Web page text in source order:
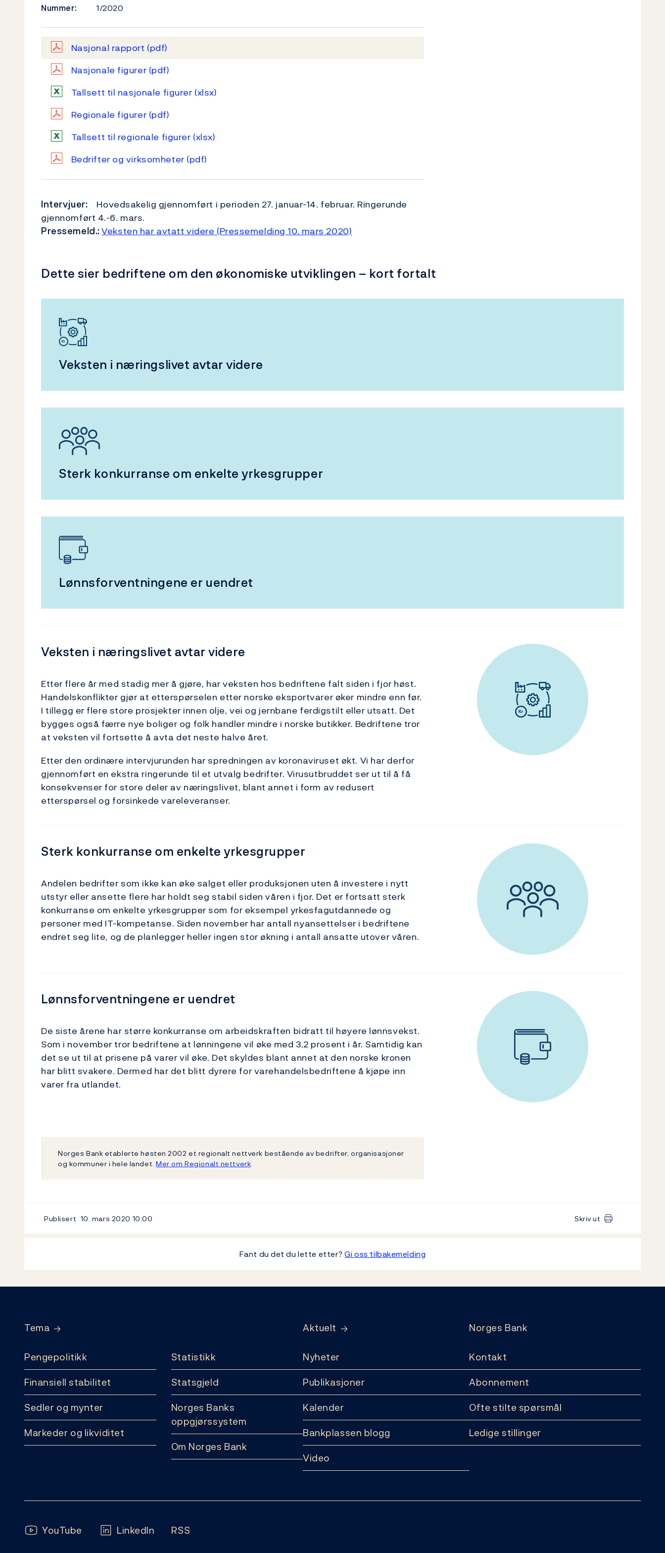
Nummer:
1/2020
Nasjonal rapport (pdf)
Nasjonale figurer (pdf)
Tallsett til nasjonale figurer (xlsx)
Regionale figurer (pdf)
Tallsett til regionale figurer (xlsx)
Bedrifter og virksomheter (pdf)
Intervjuer: Hovedsakelig gjennomført i perioden 27. januar-14. februar. Ringerunde
gjennomført 4.-6. mars.
Pressemeld.:Veksten har avtatt videre (Pressemelding 10. mars 2020)
Dette sier bedriftene om den økonomiske utviklingen – kort fortalt
Veksten i næringslivet avtar videre
Sterk konkurranse om enkelte yrkesgrupper
Lønnsforventningene er uendret
Veksten i næringslivet avtar videre
Etter flere år med stadig mer å gjøre, har veksten hos bedriftene falt siden i fjor høst.
Handelskonflikter gjør at etterspørselen etter norske eksportvarer øker mindre enn før.
I tillegg er flere store prosjekter innen olje, vei og jernbane ferdigstilt eller utsatt. Det
bygges også færre nye boliger og folk handler mindre i norske butikker. Bedriftene tror
at veksten vil fortsette å avta det neste halve året.
Etter den ordinære intervjurunden har spredningen av koronaviruset økt. Vi har derfor
gjennomført en ekstra ringerunde til et utvalg bedrifter. Virusutbruddet ser ut til å få
konsekvenser for store deler av næringslivet, blant annet i form av redusert
etterspørsel og forsinkede vareleveranser.
Sterk konkurranse om enkelte yrkesgrupper
Andelen bedrifter som ikke kan øke salget eller produksjonen uten å investere i nytt
utstyr eller ansette flere har holdt seg stabil siden våren i fjor. Det er fortsatt sterk
konkurranse om enkelte yrkesgrupper som for eksempel yrkesfagutdannede og
personer med IT-kompetanse. Siden november har antall nyansettelser i bedriftene
endret seg lite, og de planlegger heller ingen stor økning i antall ansatte utover våren.
Lønnsforventningene er uendret
De siste årene har større konkurranse om arbeidskraften bidratt til høyere lønnsvekst.
Som i november tror bedriftene at lønningene vil øke med 3,2 prosent i år. Samtidig kan
det se ut til at prisene på varer vil øke. Det skyldes blant annet at den norske kronen
har blitt svakere. Dermed har det blitt dyrere for varehandelsbedriftene å kjøpe inn
varer fra utlandet.
Norges Bank etablerte høsten 2002 et regionalt nettverk bestående av bedrifter, organisasjoner
og kommuner i hele landet.Mer om Regionalt nettverk
Publisert 10. mars 2020 10:00 Skriv ut
Fant du det du lette etter?Gi oss tilbakemelding
Tema
Pengepolitikk
Finansiell stabilitet
Sedler og mynter
Markeder og likviditet
Statistikk
Statsgjeld
Norges Banks
oppgjørssystem
Om Norges Bank
Aktuelt
Nyheter
Publikasjoner
Kalender
Bankplassen blogg
Video
Norges Bank
Kontakt
Abonnement
Ofte stilte spørsmål
Ledige stillinger
Følg oss:
YouTube LinkedIn RSS